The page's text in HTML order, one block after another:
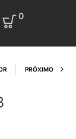
0
PRÓXIMO